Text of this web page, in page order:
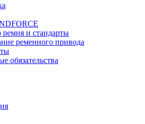
ремня и стандарты
ременного привода
обязательства